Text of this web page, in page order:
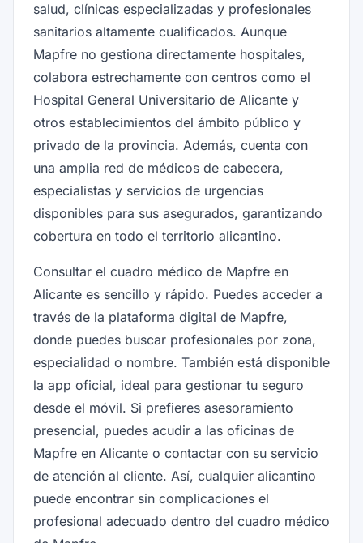
salud, clínicas especializadas y profesionales
sanitarios altamente cualificados. Aunque
Mapfre no gestiona directamente hospitales,
colabora estrechamente con centros como el
Hospital General Universitario de Alicante y
otros establecimientos del ámbito público y
privado de la provincia. Además, cuenta con
una amplia red de médicos de cabecera,
especialistas y servicios de urgencias
disponibles para sus asegurados, garantizando
cobertura en todo el territorio alicantino.
Consultar el cuadro médico de Mapfre en
Alicante es sencillo y rápido. Puedes acceder a
través de la plataforma digital de Mapfre,
donde puedes buscar profesionales por zona,
especialidad o nombre. También está disponible
la app oficial, ideal para gestionar tu seguro
desde el móvil. Si prefieres asesoramiento
presencial, puedes acudir a las oficinas de
Mapfre en Alicante o contactar con su servicio
de atención al cliente. Así, cualquier alicantino
puede encontrar sin complicaciones el
profesional adecuado dentro del cuadro médico